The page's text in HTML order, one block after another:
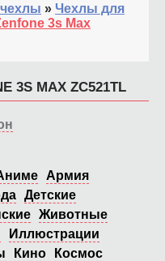
» Чехлы для
3s Max
3S MAX ZC521TL
Армия
Детские
Животные
Иллюстрации
Кино
Космос